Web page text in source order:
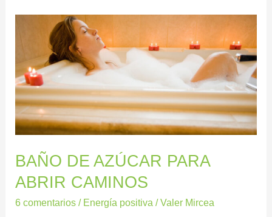
BAÑO DE AZÚCAR PARA
ABRIR CAMINOS
6 comentarios / Energía positiva /Valer Mircea
AZÚCAR
PARA
ABRIR
CAMINOS